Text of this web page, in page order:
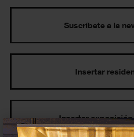
Suscríbete a la
Insertar
Insertar